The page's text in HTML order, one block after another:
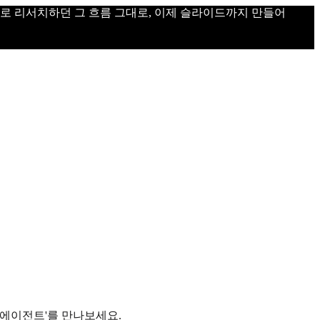
리서치하던 그 흐름 그대로, 이제 슬라이드까지 만들어
이전트'를 만나보세요.